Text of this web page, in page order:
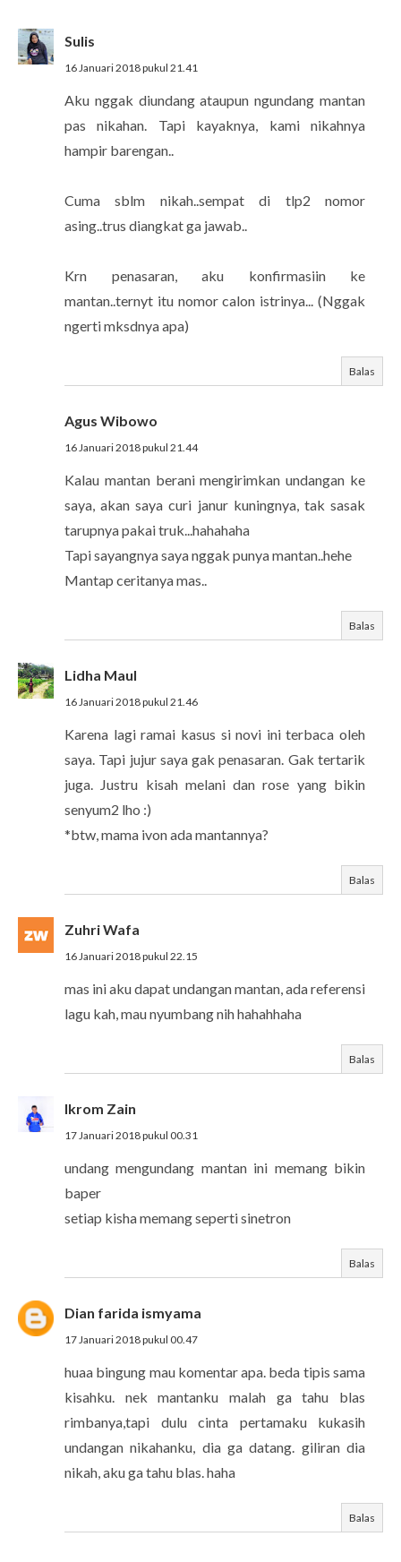
Sulis
16 Januari 2018 pukul 21.41
Aku nggak diundang ataupun ngundang mantan
pas nikahan. Tapi kayaknya, kami nikahnya
hampir barengan..
Cuma sblm nikah..sempat di tlp2 nomor
asing..trus diangkat ga jawab..
Krn penasaran, aku konfirmasiin ke
mantan..ternyt itu nomor calon istrinya... (Nggak
ngerti mksdnya apa)
Balas
Agus Wibowo
16 Januari 2018 pukul 21.44
Kalau mantan berani mengirimkan undangan ke
saya, akan saya curi janur kuningnya, tak sasak
tarupnya pakai truk...hahahaha
Tapi sayangnya saya nggak punya mantan..hehe
Mantap ceritanya mas..
Balas
Lidha Maul
16 Januari 2018 pukul 21.46
Karena lagi ramai kasus si novi ini terbaca oleh
saya. Tapi jujur saya gak penasaran. Gak tertarik
juga. Justru kisah melani dan rose yang bikin
senyum2 lho :)
*btw, mama ivon ada mantannya?
Balas
Zuhri Wafa
16 Januari 2018 pukul 22.15
mas ini aku dapat undangan mantan, ada referensi
lagu kah, mau nyumbang nih hahahhaha
Balas
Ikrom Zain
17 Januari 2018 pukul 00.31
undang mengundang mantan ini memang bikin
baper
setiap kisha memang seperti sinetron
Balas
Dian farida ismyama
17 Januari 2018 pukul 00.47
huaa bingung mau komentar apa. beda tipis sama
kisahku. nek mantanku malah ga tahu blas
rimbanya,tapi dulu cinta pertamaku kukasih
undangan nikahanku, dia ga datang. giliran dia
nikah, aku ga tahu blas. haha
Balas